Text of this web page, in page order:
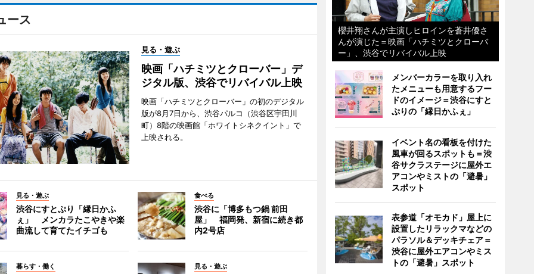
ース
見る・遊ぶ
映画「ハチミツとクローバー」デ
ジタル版、渋谷でリバイバル上映
映画「ハチミツとクローバー」の初のデジタル
版が8月7日から、渋谷パルコ（渋谷区宇田川
町）8階の映画館「ホワイトシネクイント」で
上映される。
見る・遊ぶ
渋谷にすとぷり「縁日かふ
ぇ」 メンカラたこやきや楽
曲流して育てたイチゴも
食べる
渋谷に「博多もつ鍋 前田
屋」 福岡発、新宿に続き都
内2号店
暮らす・働く 見る・遊ぶ
櫻井翔さんが主演しヒロインを蒼井優さ
んが演じた＝映画「ハチミツとクローバ
ー」、渋谷でリバイバル上映
メンバーカラーを取り入れ
たメニューも用意するフー
ドのイメージ＝渋谷にすと
ぷりの「縁日かふぇ」
イベント名の看板を付けた
風車が回るスポットも＝渋
谷サクラステージに屋外エ
アコンやミストの「避暑」
スポット
表参道「オモカド」屋上に
設置したリラックマなどの
パラソル＆デッキチェア＝
渋谷に屋外エアコンやミス
トの「避暑」スポット